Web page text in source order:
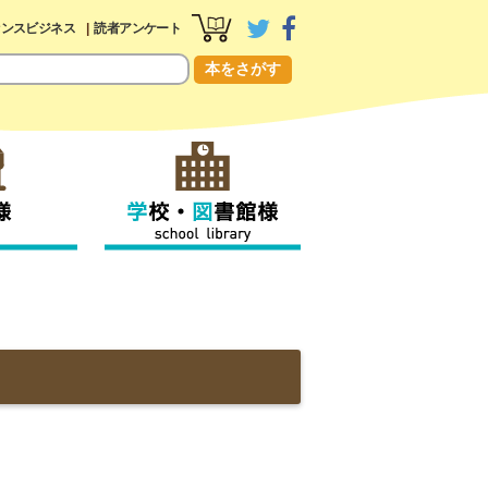
スビジネス 読者アンケート
本をさがす